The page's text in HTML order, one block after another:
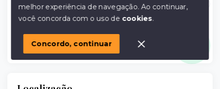
Olá! em posso ajudar?
melhor experiência de navegação.Ao continuar,
você concorda com o uso de cookies.
Concordo, continuar